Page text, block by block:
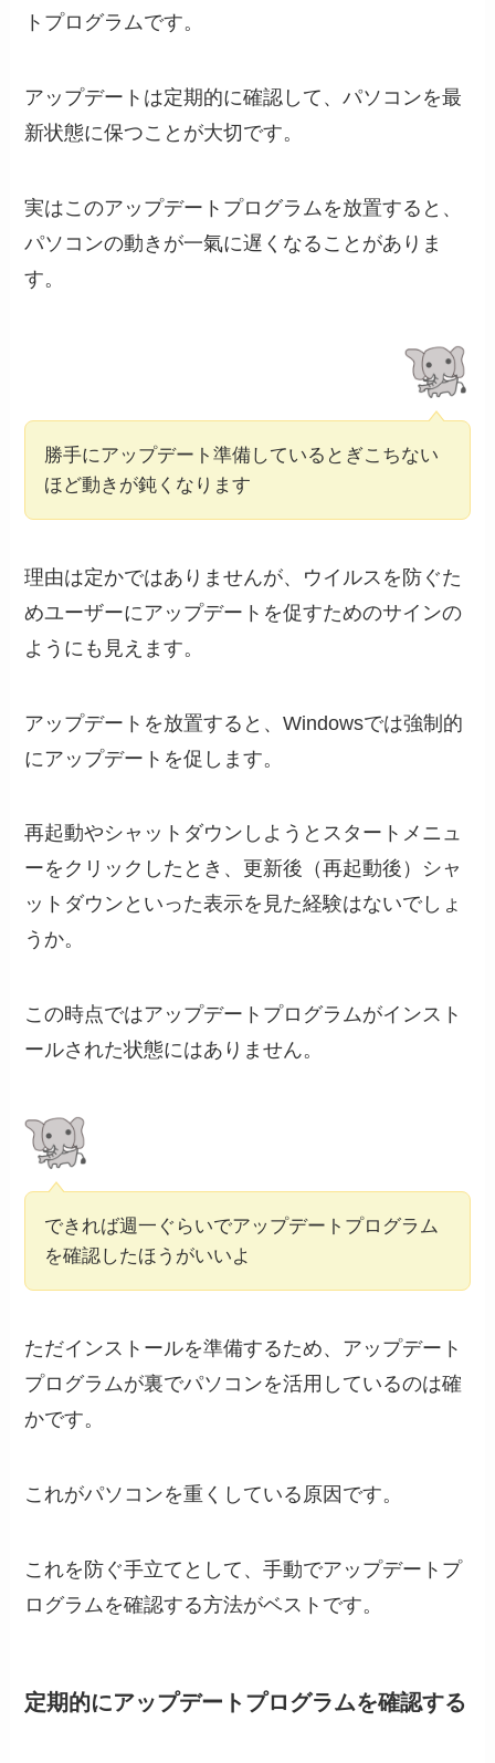
トプログラムです。
アップデートは定期的に確認して、パソコンを最
新状態に保つことが大切です。
実はこのアップデートプログラムを放置すると、
パソコンの動きが一氣に遅くなることがありま
す。
勝手にアップデート準備しているとぎこちない
ほど動きが鈍くなります
理由は定かではありませんが、ウイルスを防ぐた
めユーザーにアップデートを促すためのサインの
ようにも見えます。
アップデートを放置すると、Windowsでは強制的
にアップデートを促します。
再起動やシャットダウンしようとスタートメニュ
ーをクリックしたとき、更新後（再起動後）シャ
ットダウンといった表示を見た経験はないでしょ
うか。
この時点ではアップデートプログラムがインスト
ールされた状態にはありません。
できれば週一ぐらいでアップデートプログラム
を確認したほうがいいよ
ただインストールを準備するため、アップデート
プログラムが裏でパソコンを活用しているのは確
かです。
これがパソコンを重くしている原因です。
これを防ぐ手立てとして、手動でアップデートプ
ログラムを確認する方法がベストです。
定期的にアップデートプログラムを確認する